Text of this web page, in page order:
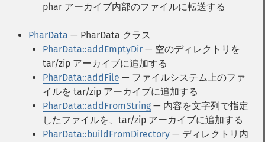
phar アーカイブ内部のファイルに転送する
PharData — PharData クラス
PharData::addEmptyDir — 空のディレクトリを
tar/zip アーカイブに追加する
PharData::addFile — ファイルシステム上のファ
イルを tar/zip アーカイブに追加する
PharData::addFromString — 内容を文字列で指定
したファイルを、tar/zip アーカイブに追加する
PharData::buildFromDirectory — ディレクトリ内